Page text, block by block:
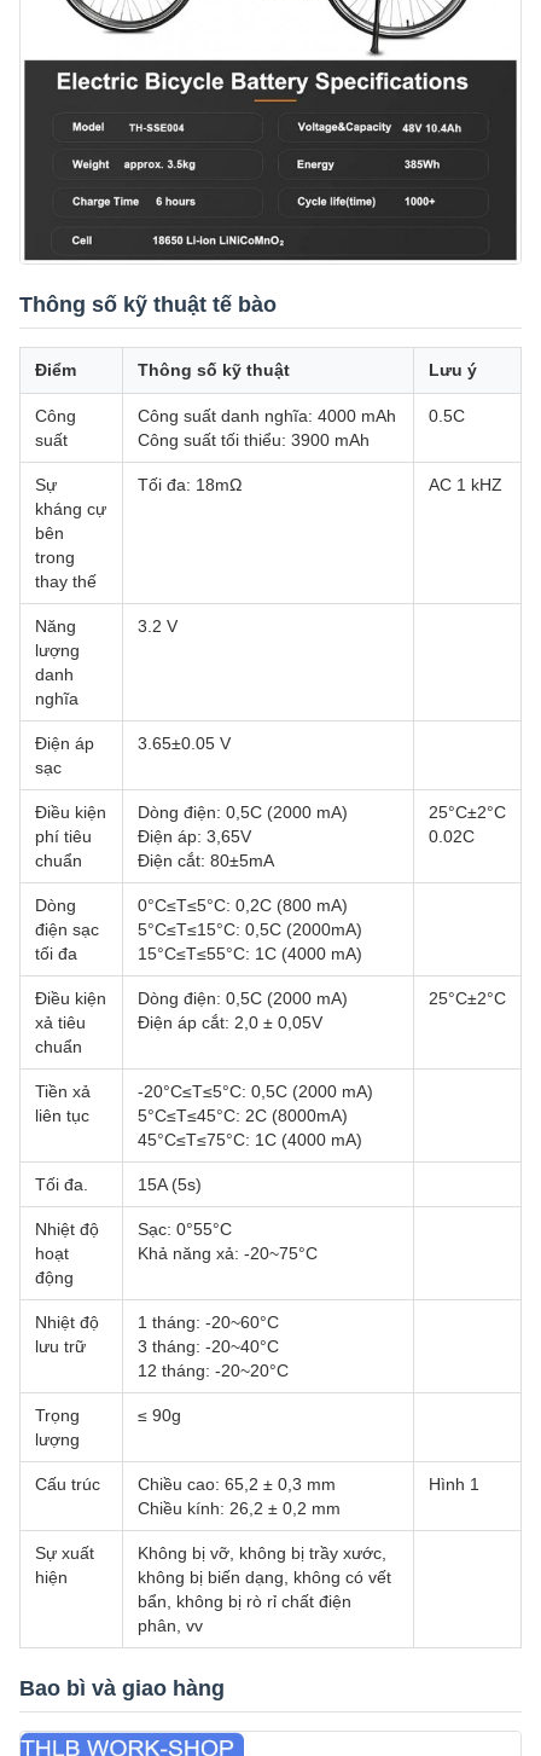
Thông số kỹ thuật tế bào
Điểm Thông số kỹ thuật Lưu ý
Công
suất
Công suất danh nghĩa: 4000 mAh
Công suất tối thiểu: 3900 mAh
0.5C
Sự
kháng cự
bên
trong
thay thế
Tối đa: 18mΩ AC 1 kHZ
Năng
lượng
danh
nghĩa
3.2 V
Điện áp
sạc
3.65±0.05 V
Điều kiện
phí tiêu
chuẩn
Dòng điện: 0,5C (2000 mA)
Điện áp: 3,65V
Điện cắt: 80±5mA
25°C±2°C
0.02C
Dòng
điện sạc
tối đa
0°C≤T≤5°C: 0,2C (800 mA)
5°C≤T≤15°C: 0,5C (2000mA)
15°C≤T≤55°C: 1C (4000 mA)
Điều kiện
xả tiêu
chuẩn
Dòng điện: 0,5C (2000 mA)
Điện áp cắt: 2,0 ± 0,05V
25°C±2°C
Tiền xả
liên tục
-20°C≤T≤5°C: 0,5C (2000 mA)
5°C≤T≤45°C: 2C (8000mA)
45°C≤T≤75°C: 1C (4000 mA)
Tối đa. 15A (5s)
Nhiệt độ
hoạt
động
Sạc: 0°55°C
Khả năng xả: -20~75°C
Nhiệt độ
lưu trữ
1 tháng: -20~60°C
3 tháng: -20~40°C
12 tháng: -20~20°C
Trọng
lượng
≤ 90g
Cấu trúc
Chiều cao: 65,2 ± 0,3 mm
Chiều kính: 26,2 ± 0,2 mm
Hình 1
Sự xuất
hiện
Không bị vỡ, không bị trầy xước,
không bị biến dạng, không có vết
bẩn, không bị rò rỉ chất điện
phân, vv
Bao bì và giao hàng